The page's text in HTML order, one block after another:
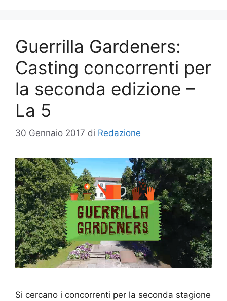
Guerrilla Gardeners:
Casting concorrenti per
la seconda edizione –
La 5
30 Gennaio 2017 di Redazione
Si cercano i concorrenti per la seconda stagione